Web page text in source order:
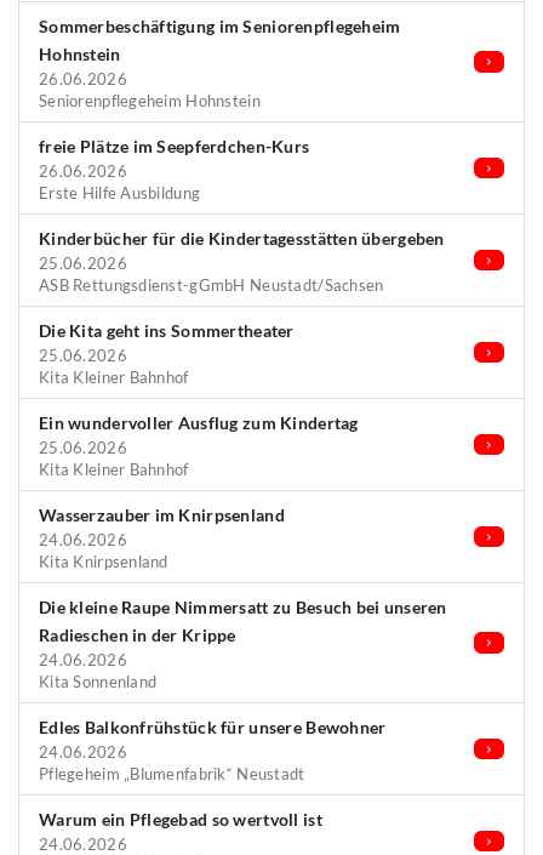
Sommerbeschäftigung im Seniorenpflegeheim
Hohnstein
26.06.2026
Seniorenpflegeheim Hohnstein
freie Plätze im Seepferdchen-Kurs
26.06.2026
Erste Hilfe Ausbildung
Kinderbücher für die Kindertagesstätten übergeben
25.06.2026
ASB Rettungsdienst-gGmbH Neustadt/Sachsen
Die Kita geht ins Sommertheater
25.06.2026
Kita Kleiner Bahnhof
Ein wundervoller Ausflug zum Kindertag
25.06.2026
Kita Kleiner Bahnhof
Wasserzauber im Knirpsenland
24.06.2026
Kita Knirpsenland
Die kleine Raupe Nimmersatt zu Besuch bei unseren
Radieschen in der Krippe
24.06.2026
Kita Sonnenland
Edles Balkonfrühstück für unsere Bewohner
24.06.2026
Pflegeheim „Blumenfabrik“ Neustadt
Warum ein Pflegebad so wertvoll ist
24.06.2026